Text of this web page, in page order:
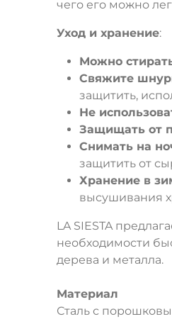
чего его можно
Уход и хранение:
Можно
Свяжите
защитить,
Не
Защищать от
Снимать на
защитить от
Хранение в
высушивания
LA SIESTA
необходимости
дерева и металла.
Материал
Сталь с